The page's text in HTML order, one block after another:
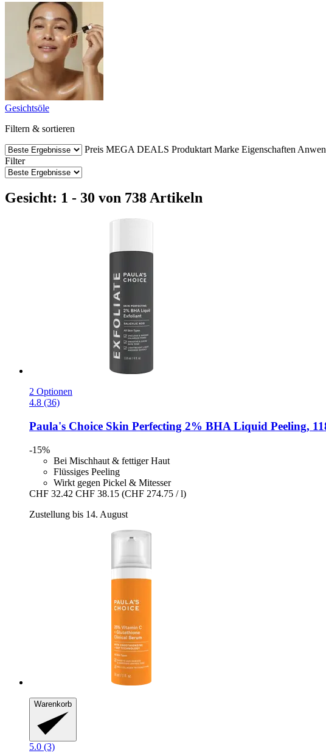
Gesichtsöle
Filtern & sortieren
Preis MEGA DEALS Produktart Marke Eigenschaften
Filter
Gesicht: 1 - 30 von 738 Artikeln
2 Optionen
4.8 (36)
Paula's Choice Skin Perfecting 2% BHA Liquid Peeling,
-15%
Bei Mischhaut & fettiger Haut
Flüssiges Peeling
Wirkt gegen Pickel & Mitesser
CHF 32.42 CHF 38.15 (CHF 274.75 / l)
Zustellung bis 14. August
Warenkorb
5.0 (3)